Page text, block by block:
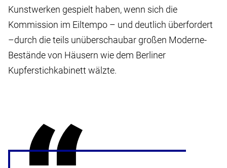
Kunstwerken gespielt haben, wenn sich die
Kommission im Eiltempo – und deutlich überfordert
–durch die teils unüberschaubar großen Moderne-
Bestände von Häusern wie dem Berliner
Kupferstichkabinett wälzte.